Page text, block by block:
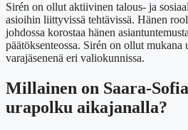
Sirén on ollut aktiivinen talous- ja
asioihin liittyvissä tehtävissä. Hänen
johdossa korostaa hänen
päätöksenteossa. Sirén on ollut mukana
varajäsenenä eri valiokunnissa.
Millainen on Saara-
urapolku aikajanalla?